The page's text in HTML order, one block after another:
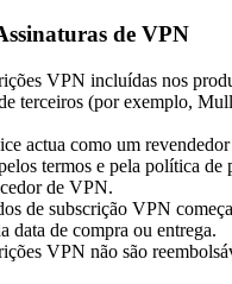
de VPN
VPN incluídas nos
terceiros (por exemplo,
actua como um
termos e pela política de
de VPN.
de subscrição VPN
data de compra ou entrega.
VPN não são